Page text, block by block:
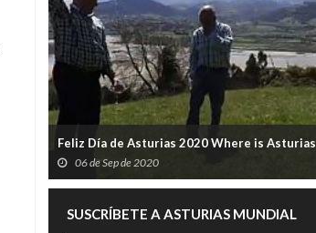
Feliz Día de Asturias 2020 Where is Asturias
06 de Sep de 2020
SUSCRÍBETE A ASTURIAS MUNDIAL